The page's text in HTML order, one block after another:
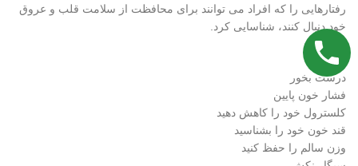
رفتارهایی را که افراد می توانند برای محافظت از سلامت قلب و عروق
خود دنبال کنند، شناسایی کرد.
ورزش
درست بخور
فشار خون پایین
کلسترول خود را کاهش دهید
قند خون خود را بشناسید
وزن سالم را حفظ کنید